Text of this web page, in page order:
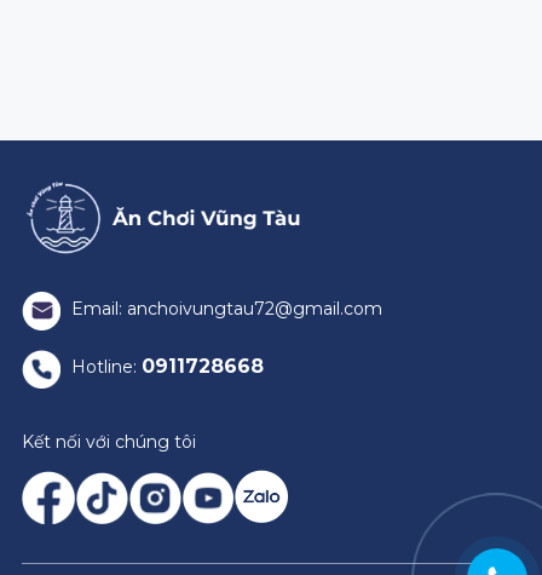
Email: anchoivungtau72@gmail.com
Hotline: 0911728668
Kết nối với chúng tôi